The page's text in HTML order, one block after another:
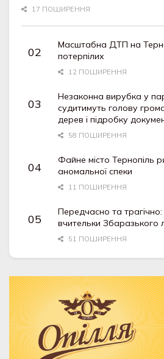
17 ПОШИРЕННЯ
Масштабна ДТП на
потерпілих
12 ПОШИРЕННЯ
Незаконна вирубка у
судитимуть голову
дерев і підробку
58 ПОШИРЕННЯ
Файне місто Тернопіль
аномальної спеки
11 ПОШИРЕННЯ
Передчасно та
вчительки Збаразького
51 ПОШИРЕННЯ